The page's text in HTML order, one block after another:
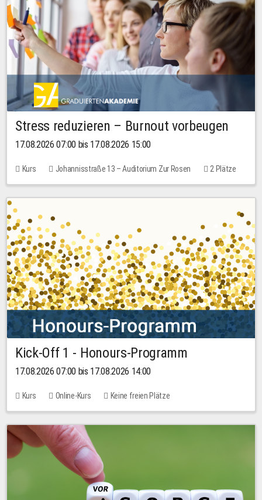
Stress reduzieren – Burnout vorbeugen
17.08.2026 07:00 bis 17.08.2026 15:00
Kurs Johannisstraße 13 – Auditorium Zur Rosen
2 Plätze
10,00 EUR
Kick-Off 1 - Honours-Programm
17.08.2026 07:00 bis 17.08.2026 14:00
Kurs Online-Kurs Keine freien Plätze